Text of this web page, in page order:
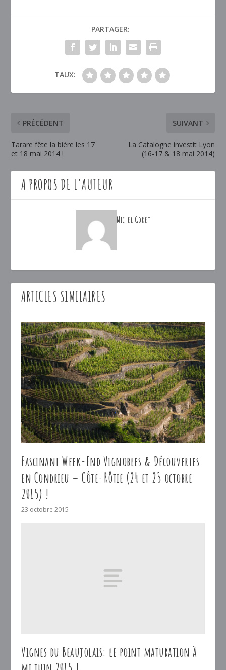
PARTAGER:
TAUX:
PRÉCÉDENT
Tarare fête la bière les 17
et 18 mai 2014 !
SUIVANT
La Catalogne investit Lyon
(16-17 & 18 mai 2014)
A PROPOS DE L'AUTEUR
Michel Godet
ARTICLES SIMILAIRES
Fascinant Week-End Vignobles & Découvertes
en Condrieu – Côte-Rôtie (24 et 25 octobre
2015) !
23 octobre 2015
Vignes du Beaujolais: le point maturation à